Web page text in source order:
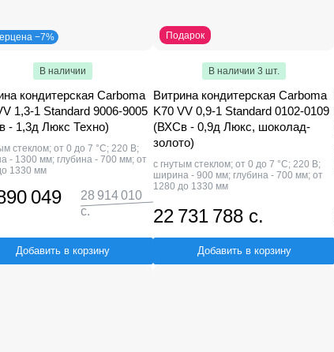
−7%
В наличии
кондитерская Carboma
1,3-1 Standard 9006-9005
- 1,3д Люкс Техно)
стеклом; от 0 до 7 °С; 220 В;
- 1300 мм; глубина - 700 мм; от
1330 мм
049
28 914 010
с.
Добавить в корзину
Подарок
В наличии 3 шт.
Витрина кондитерская Carboma
K70 VV 0,9-1 Standard 0102-0109
(ВХСв - 0,9д Люкс, шоколад-
золото)
с гнутым стеклом; от 0 до 7 °С; 220 В;
ширина - 900 мм; глубина - 700 мм; от
1280 до 1330 мм
22 731 788 с.
Добавить в корзину